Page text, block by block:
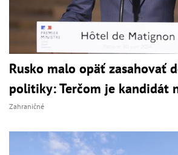
Rusko malo opäť zasahovať
politiky: Terčom je kandidát
Zahraničné